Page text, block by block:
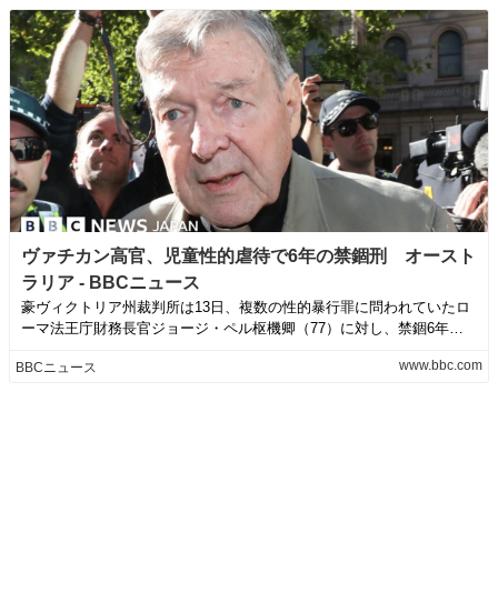
ヴァチカン高官、児童性的虐待で6年の禁錮刑 オースト
ラリア - BBCニュース
豪ヴィクトリア州裁判所は13日、複数の性的暴行罪に問われていたロ
ーマ法王庁財務長官ジョージ・ペル枢機卿（77）に対し、禁錮6年の
BBCニュース www.bbc.com